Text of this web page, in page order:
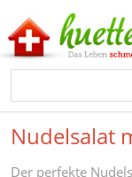
Nudelsalat
Der perfekte